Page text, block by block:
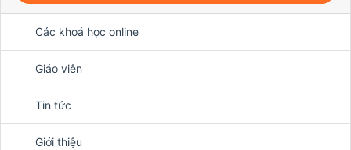
Các khoá học online
Giáo viên
Tin tức
Giới thiệu